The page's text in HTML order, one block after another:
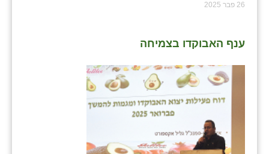
26 פבר 2025
ענף האבוקדו בצמיחה